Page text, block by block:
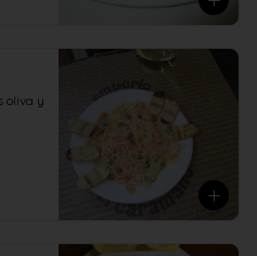
oliva y